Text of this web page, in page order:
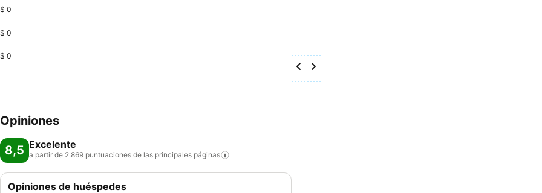
$ 0
$ 0
$ 0
Opiniones
8,5 Excelente
a partir de 2.869 puntuaciones de las principales páginas
Opiniones de huéspedes